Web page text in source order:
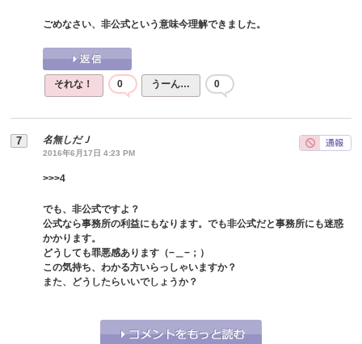
ごめなさい、非公式という意味今理解できました。
それな！ 0 うーん… 0
名無しだＪ
2016年6月17日 4:23 PM
>>>4
でも、非公式ですよ？
公式なら事務所の利益にもなります。でも非公式だと事務所にも迷惑
かかります。
どうしても罪悪感あります（−＿−；）
この気持ち、わかる方いらっしゃいますか？
また、どうしたらいいでしょうか？
0 うーん… 0